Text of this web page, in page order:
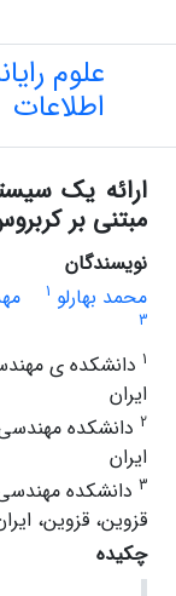
علوم
اطلاعات
ارائه یک
مبتنی بر
نویسندگان
محمد بهارلو 1
3
1 دانشکده ی
ایران
2 دانشکده
ایران
3 دانشکده مهندسی
قزوین، قزوین،
چکیده